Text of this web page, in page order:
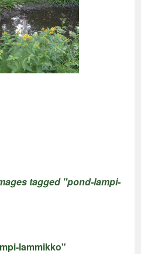
tagged "pond-lampi-
lammikko"